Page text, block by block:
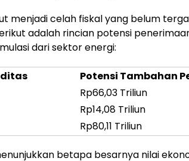
menjadi celah fiskal yang belum
adalah rincian potensi
dari sektor energi:
Potensi Tambahan
Rp66,03 Triliun
Rp14,08 Triliun
Rp80,11 Triliun
betapa besarnya nilai